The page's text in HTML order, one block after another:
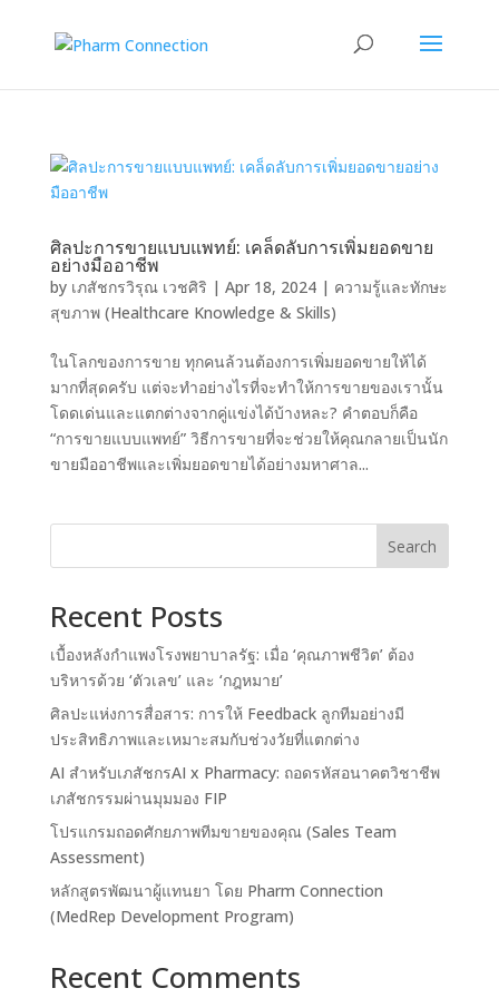
ศิลปะการขายแบบแพทย์: เคล็ดลับการเพิ่มยอดขาย
อย่างมืออาชีพ
by เภสัชกรวิรุณ เวชศิริ | Apr 18, 2024| ความรู้และทักษะ
สุขภาพ (Healthcare Knowledge & Skills)
ในโลกของการขาย ทุกคนล้วนต้องการเพิ่มยอดขายให้ได้
มากที่สุดครับ แต่จะทำอย่างไรที่จะทำให้การขายของเรานั้น
โดดเด่นและแตกต่างจากคู่แข่งได้บ้างหละ? คำตอบก็คือ
“การขายแบบแพทย์” วิธีการขายที่จะช่วยให้คุณกลายเป็นนัก
ขายมืออาชีพและเพิ่มยอดขายได้อย่างมหาศาล...
Search
Recent Posts
เบื้องหลังกำแพงโรงพยาบาลรัฐ: เมื่อ ‘คุณภาพชีวิต’ ต้อง
บริหารด้วย ‘ตัวเลข’ และ ‘กฎหมาย’
ศิลปะแห่งการสื่อสาร: การให้ Feedback ลูกทีมอย่างมี
ประสิทธิภาพและเหมาะสมกับช่วงวัยที่แตกต่าง
AI สำหรับเภสัชกรAI x Pharmacy: ถอดรหัสอนาคตวิชาชีพ
เภสัชกรรมผ่านมุมมอง FIP
โปรแกรมถอดศักยภาพทีมขายของคุณ (Sales Team
Assessment)
หลักสูตรพัฒนาผู้แทนยา โดย Pharm Connection
(MedRep Development Program)
Recent Comments